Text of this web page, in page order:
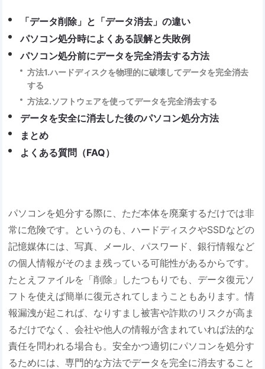
「データ削除」と「データ消去」の違い
パソコン処分時によくある誤解と失敗例
パソコン処分前にデータを完全消去する方法
方法1.ハードディスクを物理的に破壊してデータを完全消去
する
方法2.ソフトウェアを使ってデータを完全消去する
データを安全に消去した後のパソコン処分方法
まとめ
よくある質問（FAQ）
パソコンを処分する際に、ただ本体を廃棄するだけでは非
常に危険です。というのも、ハードディスクやSSDなどの
記憶媒体には、写真、メール、パスワード、銀行情報など
の個人情報がそのまま残っている可能性があるからです。
たとえファイルを「削除」したつもりでも、データ復元ソ
フトを使えば簡単に復元されてしまうこともあります。情
報漏洩が起これば、なりすまし被害や詐欺のリスクが高ま
るだけでなく、会社や他人の情報が含まれていれば法的な
責任を問われる場合も。安全かつ適切にパソコンを処分す
るためには、専門的な方法でデータを完全に消去すること